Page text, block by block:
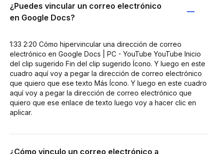
¿Puedes vincular un correo electrónico
en Google Docs?
1:33 2:20 Cómo hipervincular una dirección de correo
electrónico en Google Docs | PC - YouTube YouTube Inicio
del clip sugerido Fin del clip sugerido Ícono. Y luego en este
cuadro aquí voy a pegar la dirección de correo electrónico
que quiero que ese texto Más Ícono. Y luego en este cuadro
aquí voy a pegar la dirección de correo electrónico que
quiero que ese enlace de texto luego voy a hacer clic en
aplicar.
¿Cómo vinculo un correo electrónico a